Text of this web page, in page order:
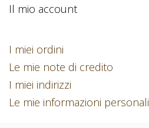
Il mio account
I miei ordini
Le mie note di credito
I miei indirizzi
Le mie informazioni personali